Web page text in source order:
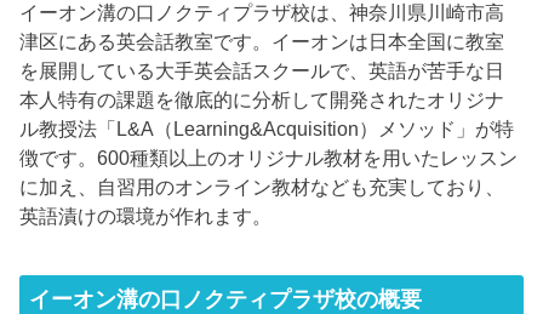
イーオン溝の口ノクティプラザ校は、神奈川県川崎市高
津区にある英会話教室です。イーオンは日本全国に教室
を展開している大手英会話スクールで、英語が苦手な日
本人特有の課題を徹底的に分析して開発されたオリジナ
ル教授法「L&A（Learning&Acquisition）メソッド」が特
徴です。600種類以上のオリジナル教材を用いたレッスン
に加え、自習用のオンライン教材なども充実しており、
英語漬けの環境が作れます。
イーオン溝の口ノクティプラザ校の概要